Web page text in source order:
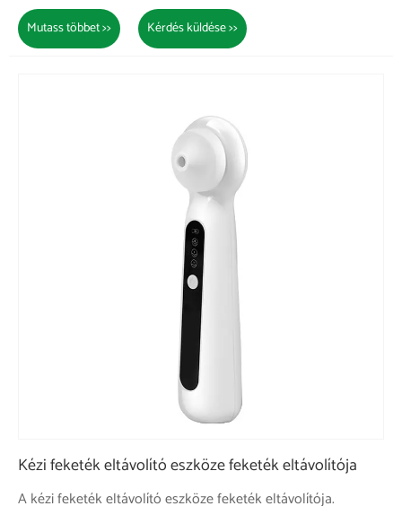
Mutass többet >> Kérdés küldése >>
Kézi feketék eltávolító eszköze feketék eltávolítója
A kézi feketék eltávolító eszköze feketék eltávolítója.